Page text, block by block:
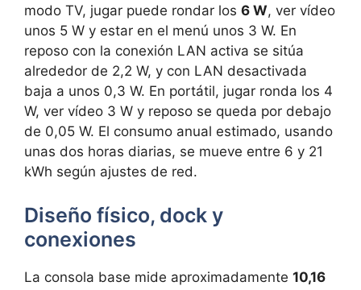
modo TV, jugar puede rondar los 6 W, ver vídeo
unos 5 W y estar en el menú unos 3 W. En
reposo con la conexión LAN activa se sitúa
alrededor de 2,2 W, y con LAN desactivada
baja a unos 0,3 W. En portátil, jugar ronda los 4
W, ver vídeo 3 W y reposo se queda por debajo
de 0,05 W. El consumo anual estimado, usando
unas dos horas diarias, se mueve entre 6 y 21
kWh según ajustes de red.
Diseño físico, dock y
conexiones
La consola base mide aproximadamente 10,16